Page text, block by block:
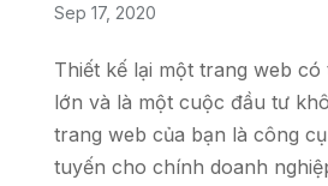
Sep 17, 2020
Thiết kế lại một trang web có
lớn và là một cuộc đầu tư
trang web của bạn là công
tuyến cho chính doanh